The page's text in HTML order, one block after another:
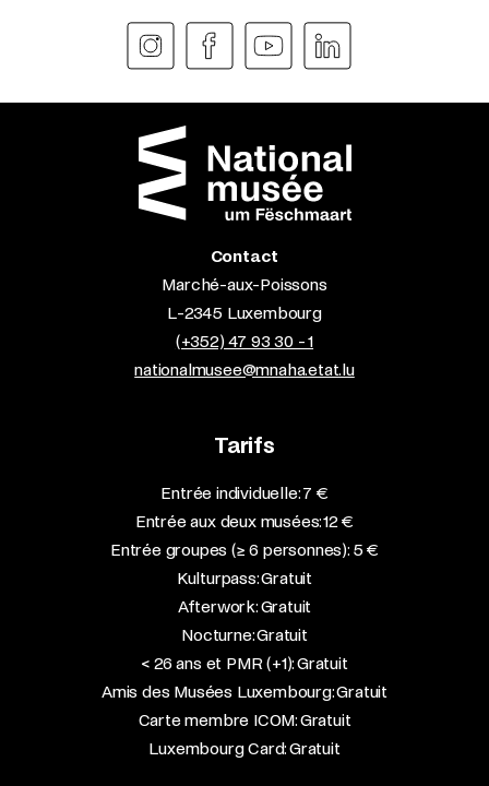
Contact
Marché-aux-Poissons
L-2345 Luxembourg
(+352) 47 93 30 - 1
nationalmusee@mnaha.etat.lu
Tarifs
Entrée individuelle: 7 €
Entrée aux deux musées: 12 €
Entrée groupes (≥ 6 personnes): 5 €
Kulturpass: Gratuit
Afterwork: Gratuit
Nocturne: Gratuit
< 26 ans et PMR (+1): Gratuit
Amis des Musées Luxembourg: Gratuit
Carte membre ICOM: Gratuit
Luxembourg Card: Gratuit